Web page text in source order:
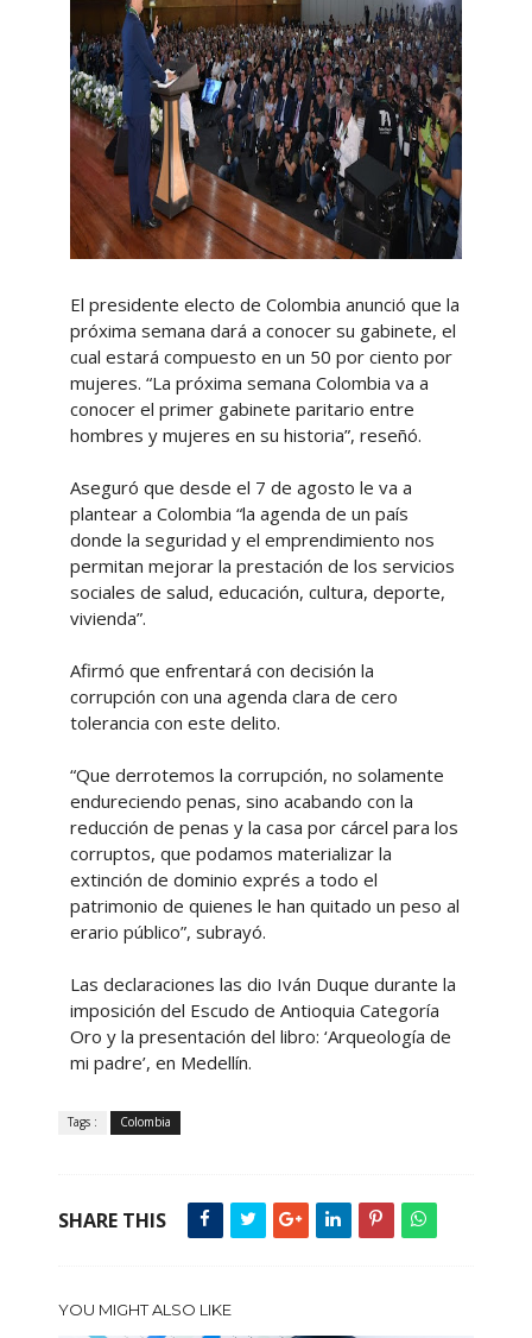
El presidente electo de Colombia anunció que la
próxima semana dará a conocer su gabinete, el
cual estará compuesto en un 50 por ciento por
mujeres. “La próxima semana Colombia va a
conocer el primer gabinete paritario entre
hombres y mujeres en su historia”, reseñó.
Aseguró que desde el 7 de agosto le va a
plantear a Colombia “la agenda de un país
donde la seguridad y el emprendimiento nos
permitan mejorar la prestación de los servicios
sociales de salud, educación, cultura, deporte,
vivienda”.
Afirmó que enfrentará con decisión la
corrupción con una agenda clara de cero
tolerancia con este delito.
“Que derrotemos la corrupción, no solamente
endureciendo penas, sino acabando con la
reducción de penas y la casa por cárcel para los
corruptos, que podamos materializar la
extinción de dominio exprés a todo el
patrimonio de quienes le han quitado un peso al
erario público”, subrayó.
Las declaraciones las dio Iván Duque durante la
imposición del Escudo de Antioquia Categoría
Oro y la presentación del libro: ‘Arqueología de
mi padre’, en Medellín.
Tags : Colombia
SHARE THIS
YOU MIGHT ALSO LIKE